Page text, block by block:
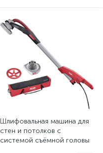
Шлифовальная машина для
стен и потолков с
системой съёмной головы